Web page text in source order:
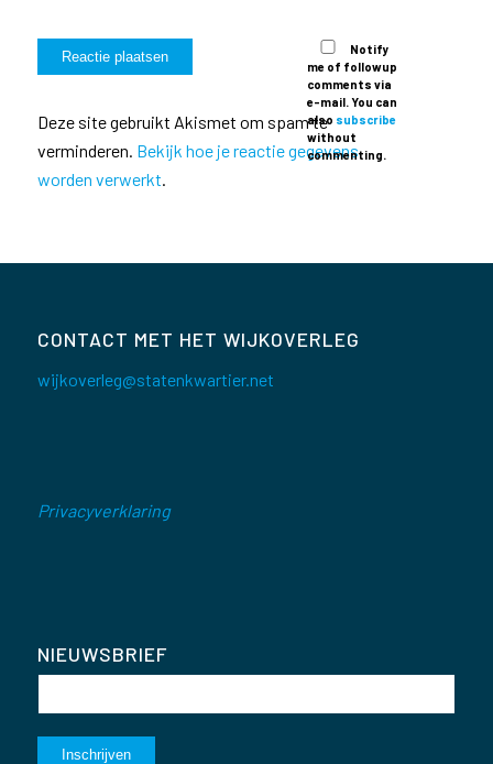
Notify
me of followup
comments via
e-mail. You can
also subscribe
without
commenting.
Deze site gebruikt Akismet om spam te
verminderen. Bekijk hoe je reactie gegevens
worden verwerkt
CONTACT MET HET WIJKOVERLEG
wijkoverleg@statenkwartier.net
Privacyverklaring
NIEUWSBRIEF